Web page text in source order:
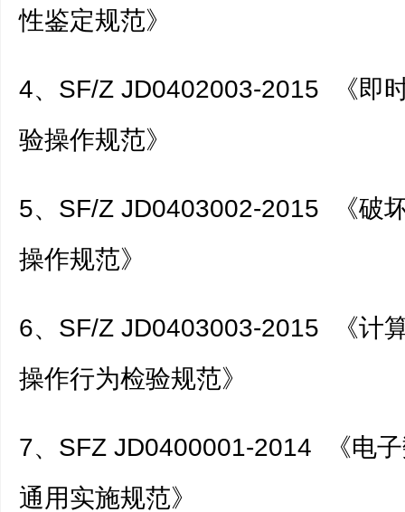
性鉴定规范》
4、SF/Z JD0402003-2015 《即
验操作规范》
5、SF/Z JD0403002-2015 《破
操作规范》
6、SF/Z JD0403003-2015 《计
操作行为检验规范》
7、SFZ JD0400001-2014 《电
通用实施规范》